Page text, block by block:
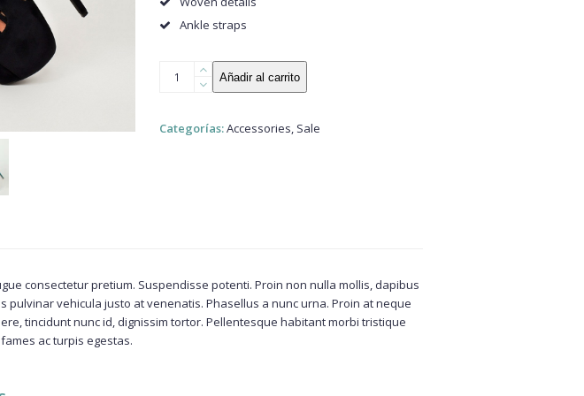
Ankle straps
Platform
cantidad
Añadir al carrito
Categorías:Accessories, Sale
consectetur pretium. Suspendisse potenti. Proin non nulla mollis, dapibus
pulvinar vehicula justo at venenatis. Phasellus a nunc urna. Proin at neque
tincidunt nunc id, dignissim tortor. Pellentesque habitant morbi tristique
ac turpis egestas.